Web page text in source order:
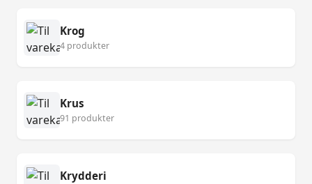
Krog
4 produkter
Krus
91 produkter
Krydderi